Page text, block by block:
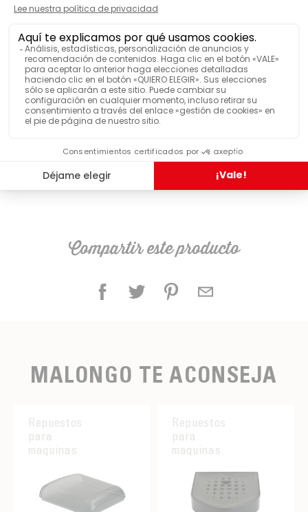
LO HAN PROBADO Y LES HA
GUSTADO
Recipiente de dosis y portavasos EOH
Compartir este producto
MALONGO TE ACONSEJA
Repuestos
para
maquinas
Repuestos
para
maquinas